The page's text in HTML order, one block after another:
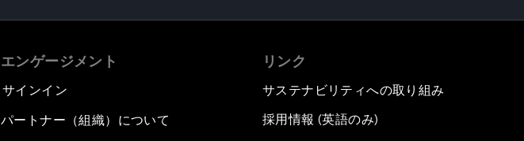
エンゲージメント
サインイン
パートナー（組織）について
リンク
サステナビリティへの取り組み
採用情報 (英語のみ)